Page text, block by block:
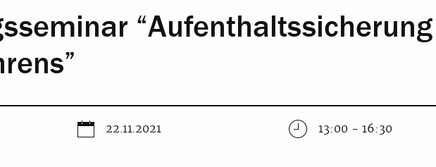
22.11.2021 13:00 - 16:30